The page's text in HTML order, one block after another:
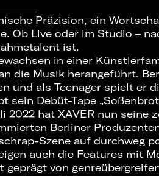
Präzision, ein
Ob Live oder im Studio –
ist.
in einer
die Musik herangeführt.
und als Teenager spielt er
sein Debüt-Tape
2022 hat XAVER nun seine
Berliner
Szene auf durchweg
auch die Features mit
geprägt von